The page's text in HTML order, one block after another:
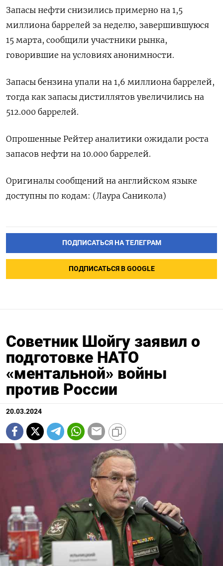
Запасы нефти снизились примерно на 1,5
миллиона баррелей за неделю, завершившуюся
15 марта, сообщили участники рынка,
говорившие на условиях анонимности.
Запасы бензина упали на 1,6 миллиона баррелей,
тогда как запасы дистиллятов увеличились на
512.000 баррелей.
Опрошенные Рейтер аналитики ожидали роста
запасов нефти на 10.000 баррелей.
Оригиналы сообщений на английском языке
доступны по кодам: (Лаура Саникола)
ПОДПИСАТЬСЯ НА ТЕЛЕГРАМ
ПОДПИСАТЬСЯ В GOOGLE
Советник Шойгу заявил о
подготовке НАТО
«ментальной» войны
против России
20.03.2024